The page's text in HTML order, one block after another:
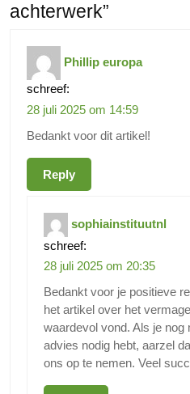
achterwerk”
Phillip europa
schreef:
28 juli 2025 om 14:59
Bedankt voor dit artikel!
Reply
sophiainstituutnl
schreef:
28 juli 2025 om 20:35
Bedankt voor je positieve
het artikel over het
waardevol vond. Als je nog
advies nodig hebt, aarzel
ons op te nemen. Veel